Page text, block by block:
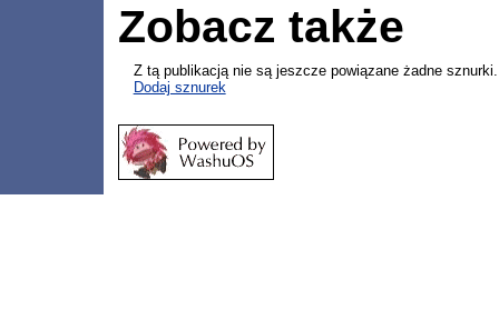
Zobacz także
Z tą publikacją nie są jeszcze powiązane żadne sznurki.
Dodaj sznurek